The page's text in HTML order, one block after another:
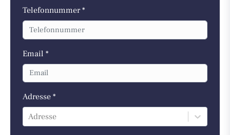
Telefonnummer *
Email *
Adresse *
Adresse